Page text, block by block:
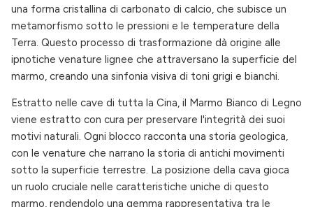
una forma cristallina di carbonato di calcio, che subisce un
metamorfismo sotto le pressioni e le temperature della
Terra. Questo processo di trasformazione dà origine alle
ipnotiche venature lignee che attraversano la superficie del
marmo, creando una sinfonia visiva di toni grigi e bianchi.
Estratto nelle cave di tutta la Cina, il Marmo Bianco di Legno
viene estratto con cura per preservare l'integrità dei suoi
motivi naturali. Ogni blocco racconta una storia geologica,
con le venature che narrano la storia di antichi movimenti
sotto la superficie terrestre. La posizione della cava gioca
un ruolo cruciale nelle caratteristiche uniche di questo
marmo, rendendolo una gemma rappresentativa tra le